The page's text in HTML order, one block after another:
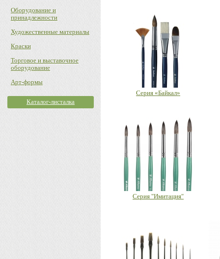
Серия «Байкал»
Серия "Имитация"
Оборудование и
принадлежности
Художественные материалы
Краски
Торговое и выставочное
оборудование
Арт-формы
Каталог-листалка